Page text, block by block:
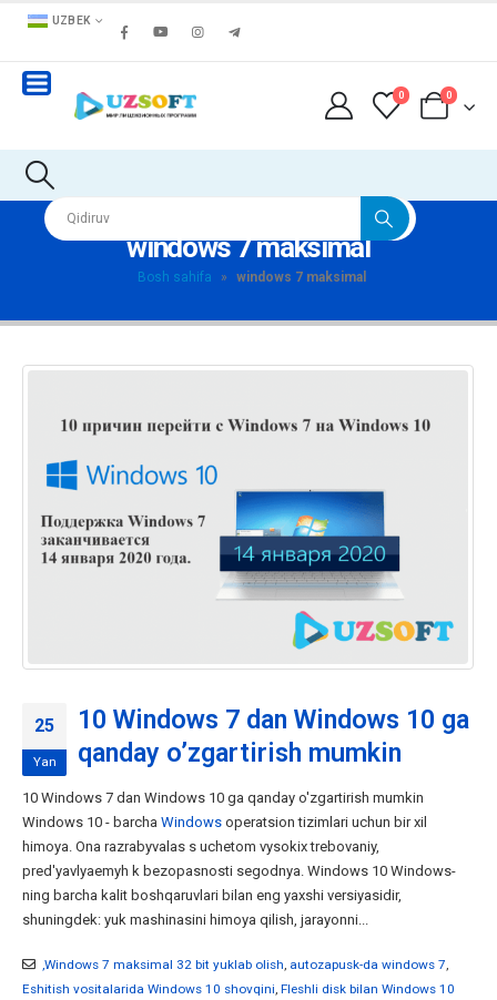
UZBEK
0 0
windows 7 maksimal
Bosh sahifa » windows 7 maksimal
25
Yan
10 Windows 7 dan Windows 10 ga
qanday o’zgartirish mumkin
10 Windows 7 dan Windows 10 ga qanday o'zgartirish mumkin
Windows 10 - barcha Windows operatsion tizimlari uchun bir xil
himoya. Ona razrabyvalas s uchetom vysokix trebovaniy,
pred'yavlyaemyh k bezopasnosti segodnya. Windows 10 Windows-
ning barcha kalit boshqaruvlari bilan eng yaxshi versiyasidir,
shuningdek: yuk mashinasini himoya qilish, jarayonni...
,Windows 7 maksimal 32 bit yuklab olish, autozapusk-da windows 7,
Eshitish vositalarida Windows 10 shovqini, Fleshli disk bilan Windows 10